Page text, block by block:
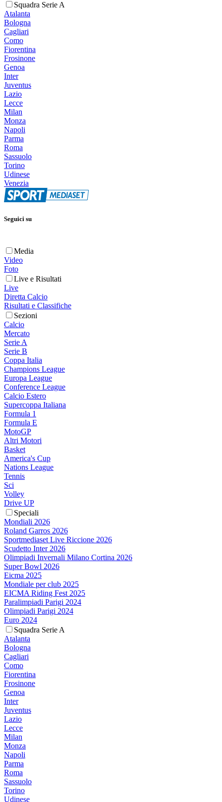
Squadra Serie A
Atalanta
Bologna
Cagliari
Como
Fiorentina
Frosinone
Genoa
Inter
Juventus
Lazio
Lecce
Milan
Monza
Napoli
Parma
Roma
Sassuolo
Torino
Udinese
Venezia
Seguici su
Media
Video
Foto
Live e Risultati
Live
Diretta Calcio
Risultati e Classifiche
Sezioni
Calcio
Mercato
Serie A
Serie B
Coppa Italia
Champions League
Europa League
Conference League
Calcio Estero
Supercoppa Italiana
Formula 1
Formula E
MotoGP
Altri Motori
Basket
America's Cup
Nations League
Tennis
Sci
Volley
Drive UP
Speciali
Mondiali 2026
Roland Garros 2026
Sportmediaset Live Riccione 2026
Scudetto Inter 2026
Olimpiadi Invernali Milano Cortina 2026
Super Bowl 2026
Eicma 2025
Mondiale per club 2025
EICMA Riding Fest 2025
Paralimpiadi Parigi 2024
Olimpiadi Parigi 2024
Euro 2024
Squadra Serie A
Atalanta
Bologna
Cagliari
Como
Fiorentina
Frosinone
Genoa
Inter
Juventus
Lazio
Lecce
Milan
Monza
Napoli
Parma
Roma
Sassuolo
Torino
Udinese